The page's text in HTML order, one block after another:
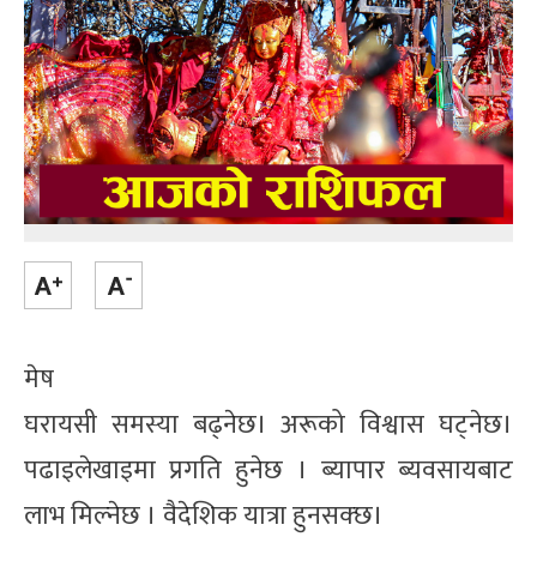
मेष
घरायसी समस्या बढ्नेछ। अरूको विश्वास घट्नेछ।
पढाइलेखाइमा प्रगति हुनेछ । ब्यापार ब्यवसायबाट
लाभ मिल्नेछ । वैदेशिक यात्रा हुनसक्छ।